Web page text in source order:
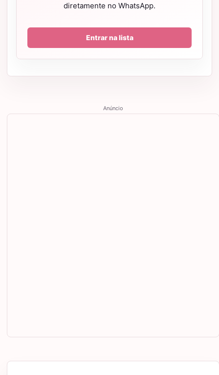
diretamente no WhatsApp.
Entrar na lista
Anúncio